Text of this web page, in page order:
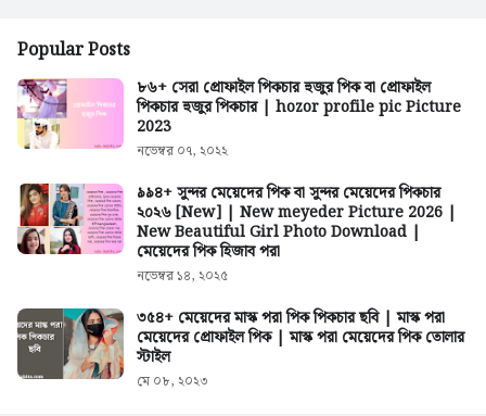
Popular Posts
৮৬+ সেরা প্রোফাইল পিকচার হুজুর পিক বা প্রোফাইল
পিকচার হুজুর পিকচার | hozor profile pic Picture
2023
নভেম্বর ০৭, ২০২২
৯৯৪+ সুন্দর মেয়েদের পিক বা সুন্দর মেয়েদের পিকচার
২০২৬ [New] | New meyeder Picture 2026 |
New Beautiful Girl Photo Download |
মেয়েদের পিক হিজাব পরা
নভেম্বর ১৪, ২০২৫
৩৫৪+ মেয়েদের মাস্ক পরা পিক পিকচার ছবি | মাস্ক পরা
মেয়েদের প্রোফাইল পিক | মাস্ক পরা মেয়েদের পিক তোলার
স্টাইল
মে ০৮, ২০২৩